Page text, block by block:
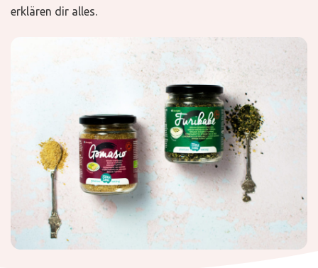
erklären dir alles.